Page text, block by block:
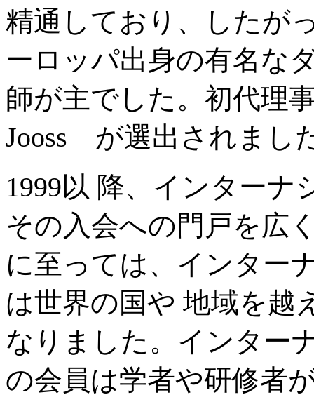
精通しており、したが
ーロッパ出身の有名な
師が主でした。初代理
Jooss が選出されまし
1999以 降、インター
その入会への門戸を広
に至っては、インター
は世界の国や 地域を越
なりました。インター
の会員は学者や研修者